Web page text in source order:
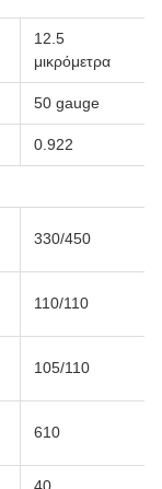
12.5
μικρόμετρα
50 gauge
0.922
330/450
110/110
105/110
610